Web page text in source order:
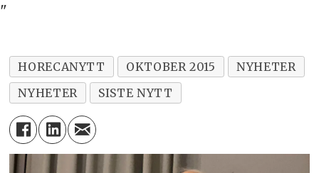
"
HORECANYTT OKTOBER 2015
NYHETER
NYHETER
SISTE NYTT